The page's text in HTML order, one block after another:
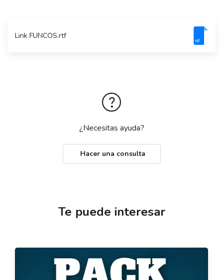
Link FUNCOS.rtf
rtf
¿Necesitas ayuda?
Hacer una consulta
Te puede interesar